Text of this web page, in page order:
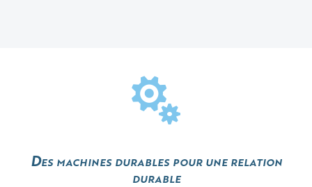

Des machines durables pour une relation
durable